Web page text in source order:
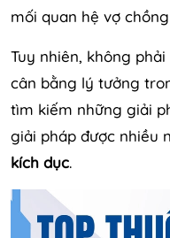
mối quan hệ vợ
Tuy nhiên, không
cân bằng lý tưởng
tìm kiếm những giải
giải pháp được nhiều
kích dục.